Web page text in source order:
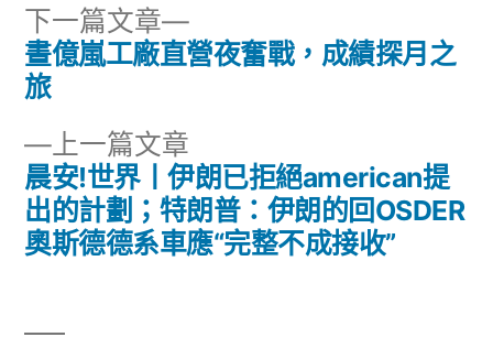
文
導
覽
上一篇文章
一
篇
文
晨安!世界丨伊朗已拒絕american提
出的計劃；特朗普：伊朗的回OSDER
奧斯德德系車應“完整不成接收”
下一篇文章
下
一
晝億嵐工廠直營夜奮戰，成績探月之
旅